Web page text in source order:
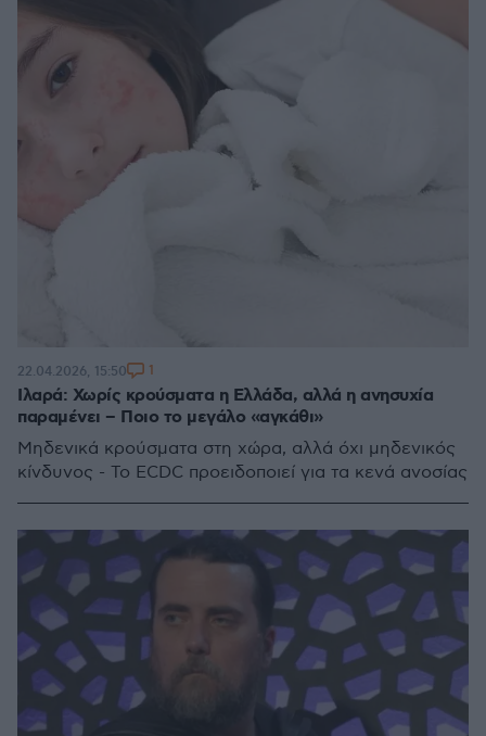
Iλαρά: Χωρίς κρούσματα η Ελλάδα, αλλά η ανησυχία
παραμένει – Ποιο το μεγάλο «αγκάθι»
Μηδενικά κρούσματα στη χώρα, αλλά όχι μηδενικός
κίνδυνος - Το ECDC προειδοποιεί για τα κενά ανοσίας
22.04.2026, 15:50 1